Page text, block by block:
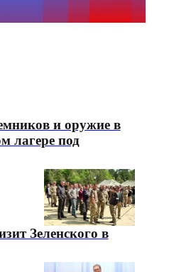
и оружие в
лагере под
Зеленского в